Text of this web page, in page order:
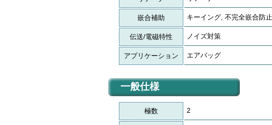
嵌合補助 キーイング, 不完全嵌合防止
伝送/電磁特性 ノイズ対策
アプリケーション エアバッグ
一般仕様
極数 2